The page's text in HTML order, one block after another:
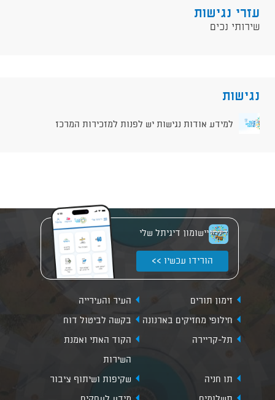
עזרי נגישות
שירותי נכים
נגישות
למידע אודות נגישות יש לפנות למזכירות המרכז
יישומון דיגיתל שלי
הורידו עכשיו >>
זימון תורים
העיר והעירייה
חילופי מחזיקים בארנונה
בקשה לביטול דוח
תל-קריירה
הקוד האתי ואמנת
השירות
תו חניה
שקיפות ושיתוף ציבור